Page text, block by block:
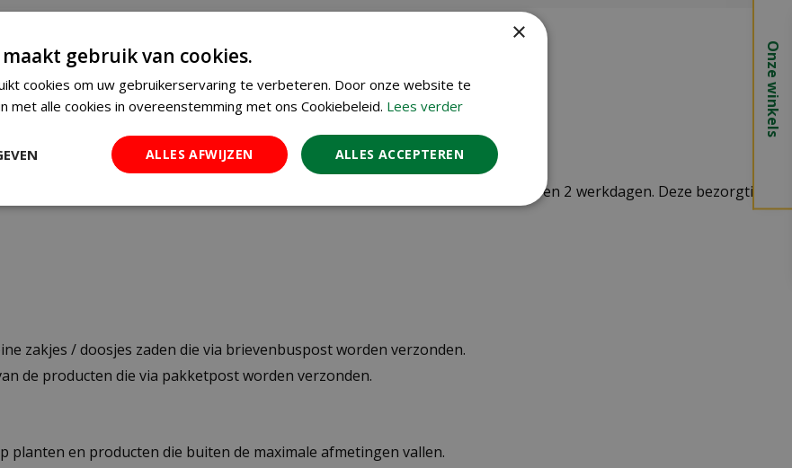
maken wij gebruik van PostNL. De levertijd bedraagt doorgaans tussen de 1 en 2 werkdagen. Deze bezorgtijd
zakjes / doosjes zaden die via brievenbuspost worden verzonden.
de producten die via pakketpost worden verzonden.
planten en producten die buiten de maximale afmetingen vallen.
Onze winkels
×
gebruik van cookies.
cookies om uw gebruikerservaring te verbeteren. Door onze website te
met alle cookies in overeenstemming met ons Cookiebeleid. Lees verder
ALLES ACCEPTEREN
ALLES AFWIJZEN